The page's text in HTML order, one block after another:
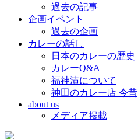
過去の記事
企画イベント
過去の企画
カレーの話し
日本のカレーの歴史
カレーQ&A
福神漬について
神田のカレー店 今昔
about us
メディア掲載